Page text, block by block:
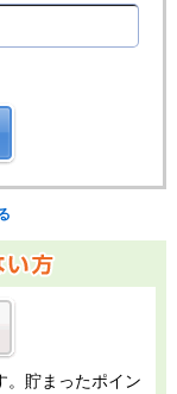
。貯まったポイン